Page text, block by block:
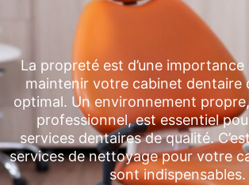
La propreté est d’une
maintenir votre cabinet dentaire
optimal. Un environnement
professionnel, est essentiel
services dentaires de qualité.
services de nettoyage pour votre
sont indispensables.